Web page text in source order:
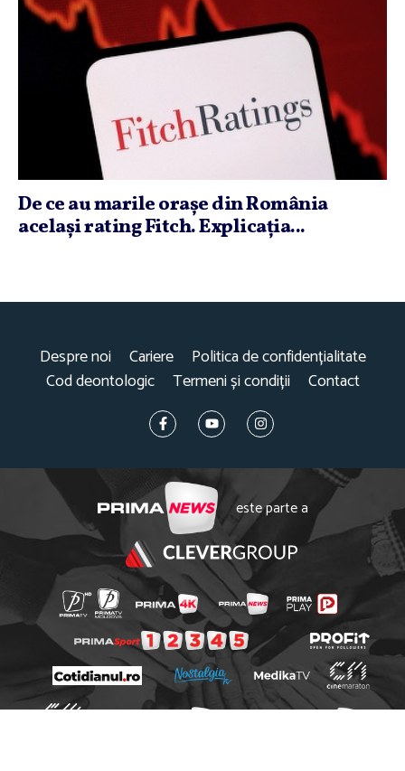
De ce au marile oraşe din România
acelaşi rating Fitch. Explicaţia...
Despre noi Cariere
Politica de confidențialitate
Cod deontologic
Termeni și condiții Contact
este parte a